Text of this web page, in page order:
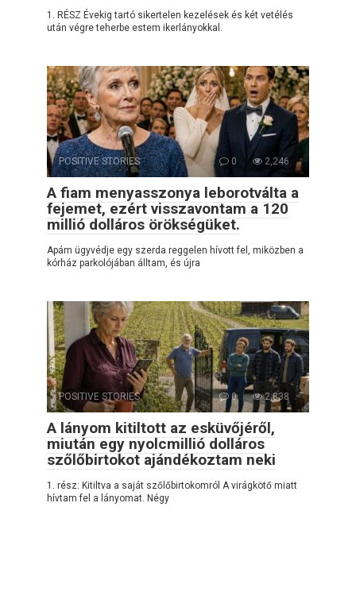
1. RÉSZ Évekig tartó sikertelen kezelések és két vetélés
után végre teherbe estem ikerlányokkal.
POSITIVE STORIES 0 2,246
A fiam menyasszonya leborotválta a
fejemet, ezért visszavontam a 120
millió dolláros örökségüket.
Apám ügyvédje egy szerda reggelen hívott fel, miközben a
kórház parkolójában álltam, és újra
POSITIVE STORIES 0 2,838
A lányom kitiltott az esküvőjéről,
miután egy nyolcmillió dolláros
szőlőbirtokot ajándékoztam neki
1. rész: Kitiltva a saját szőlőbirtokomról A virágkötő miatt
hívtam fel a lányomat. Négy